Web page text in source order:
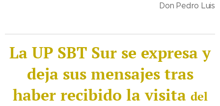
Don Pedro Luis
La UP SBT Sur se expresa y
deja sus mensajes tras
haber recibido la visita del